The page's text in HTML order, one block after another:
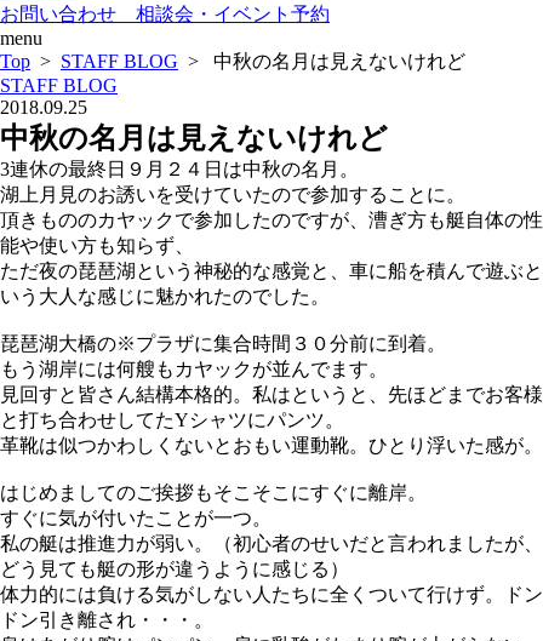
お問い合わせ 相談会・イベント予約
menu
Top > STAFF BLOG > 中秋の名月は見えないけれど
STAFF BLOG
2018.09.25
中秋の名月は見えないけれど
3連休の最終日９月２４日は中秋の名月。
湖上月見のお誘いを受けていたので参加することに。
頂きもののカヤックで参加したのですが、漕ぎ方も艇自体の性
能や使い方も知らず、
ただ夜の琵琶湖という神秘的な感覚と、車に船を積んで遊ぶと
いう大人な感じに魅かれたのでした。
琵琶湖大橋の※プラザに集合時間３０分前に到着。
もう湖岸には何艘もカヤックが並んでます。
見回すと皆さん結構本格的。私はというと、先ほどまでお客様
と打ち合わせしてたYシャツにパンツ。
革靴は似つかわしくないとおもい運動靴。ひとり浮いた感が。
はじめましてのご挨拶もそこそこにすぐに離岸。
すぐに気が付いたことが一つ。
私の艇は推進力が弱い。（初心者のせいだと言われましたが、
どう見ても艇の形が違うように感じる）
体力的には負ける気がしない人たちに全くついて行けず。ドン
ドン引き離され・・・。